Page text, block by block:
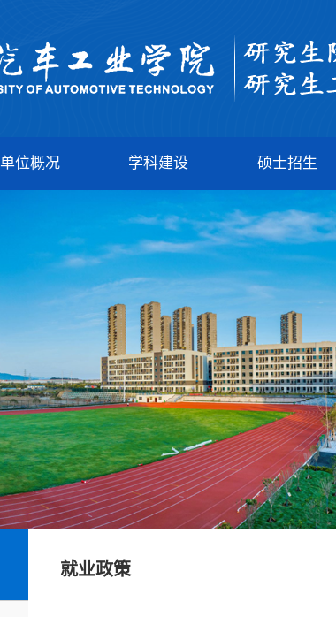
单位概况 学科建设 硕士招生
就业政策